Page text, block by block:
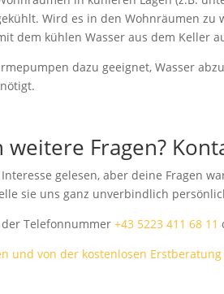
Wird es in den Wohnräumen
dem kühlen Wasser aus dem Keller
dazu geeignet, Wasser
weitere Fragen?
gelesen, aber deine Fragen
sie uns ganz unverbindlich
Telefonnummer+43 5223 411 68 11
und von der kostenlosen